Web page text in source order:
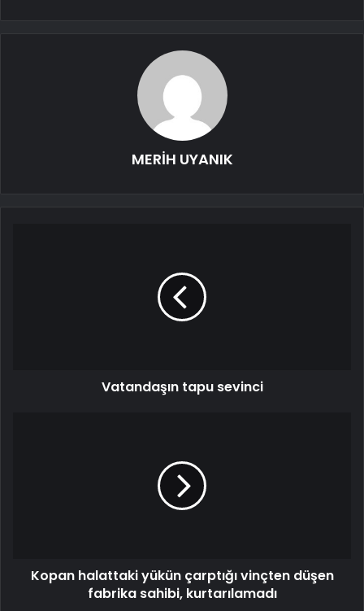
MERİH UYANIK
Vatandaşın tapu sevinci
Kopan halattaki yükün çarptığı vinçten düşen
fabrika sahibi, kurtarılamadı